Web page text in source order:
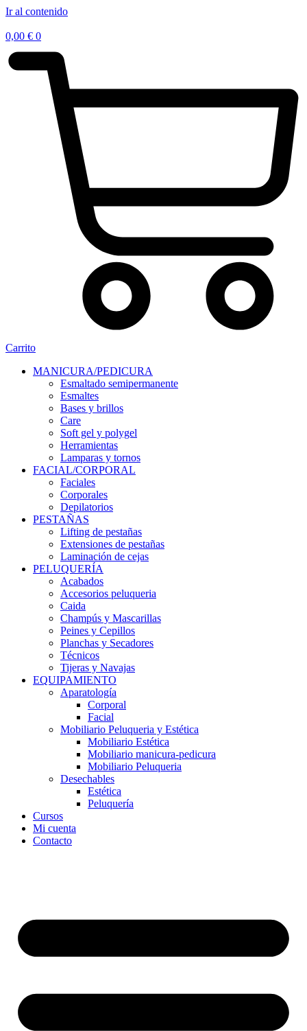
Ir al contenido
0,00 € 0
Carrito
MANICURA/PEDICURA
Esmaltado semipermanente
Esmaltes
Bases y brillos
Care
Soft gel y polygel
Herramientas
Lamparas y tornos
FACIAL/CORPORAL
Faciales
Corporales
Depilatorios
PESTAÑAS
Lifting de pestañas
Extensiones de pestañas
Laminación de cejas
PELUQUERÍA
Acabados
Accesorios peluqueria
Caida
Champús y Mascarillas
Peines y Cepillos
Planchas y Secadores
Técnicos
Tijeras y Navajas
EQUIPAMIENTO
Aparatología
Corporal
Facial
Mobiliario Peluqueria y Estética
Mobiliario Estética
Mobiliario manicura-pedicura
Mobiliario Peluqueria
Desechables
Estética
Peluquería
Cursos
Mi cuenta
Contacto